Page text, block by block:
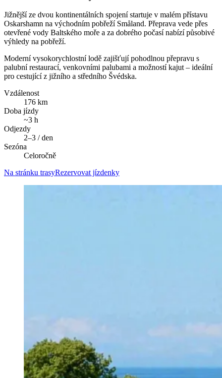
Jižnější ze dvou kontinentálních spojení startuje v malém přístavu
Oskarshamn na východním pobřeží Småland. Přeprava vede přes
otevřené vody Baltského moře a za dobrého počasí nabízí působivé
výhledy na pobřeží.
Moderní vysokorychlostní lodě zajišťují pohodlnou přepravu s
palubní restaurací, venkovními palubami a možností kajut – ideální
pro cestující z jižního a středního Švédska.
Vzdálenost
176 km
Doba jízdy
~3 h
Odjezdy
2–3 / den
Sezóna
Celoročně
Na stránku trasyRezervovat jízdenky